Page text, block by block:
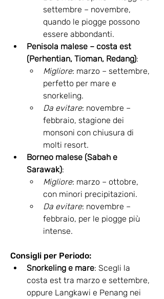
settembre – novembre,
quando le piogge possono
essere abbondanti.
Penisola malese – costa est
(Perhentian, Tioman, Redang):
Migliore: marzo – settembre,
perfetto per mare e
snorkeling.
Da evitare: novembre –
febbraio, stagione dei
monsoni con chiusura di
molti resort.
Borneo malese (Sabah e
Sarawak):
Migliore: marzo – ottobre,
con minori precipitazioni.
Da evitare: novembre –
febbraio, per le piogge più
intense.
Consigli per Periodo:
Snorkeling e mare: Scegli la
costa est tra marzo e settembre,
oppure Langkawi e Penang nei